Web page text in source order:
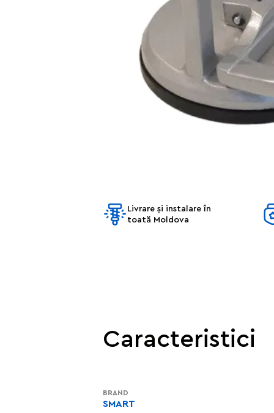
Livrare și instalare în
toată Moldova
Caracteristici
BRAND
SMART